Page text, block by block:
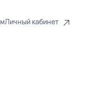
Личный кабинет